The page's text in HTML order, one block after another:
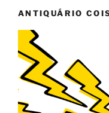
ANTIQUÁRIO